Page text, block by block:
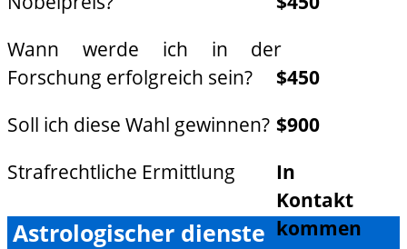
Wann werde ich in der
Forschung erfolgreich sein?
$450
Soll ich diese Wahl gewinnen? $900
Strafrechtliche Ermittlung
In
Kontakt
kommen
Astrologischer dienste